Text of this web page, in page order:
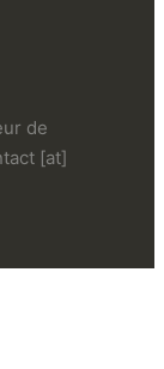
de
[at]